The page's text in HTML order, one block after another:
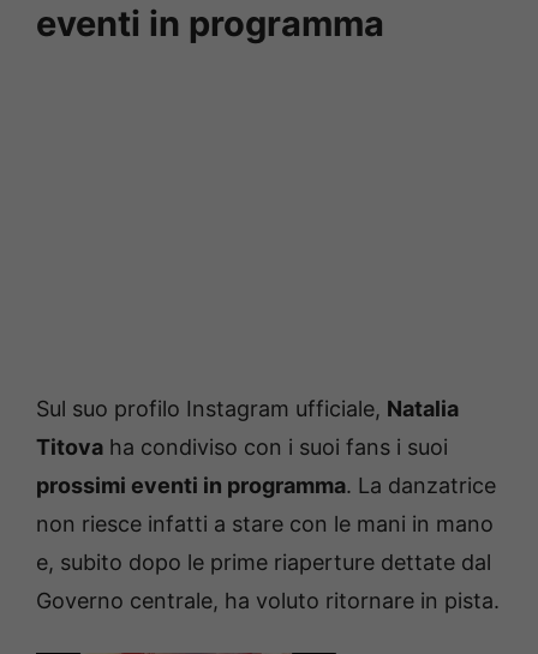
eventi in programma
Sul suo profilo Instagram ufficiale, Natalia
Titova ha condiviso con i suoi fans i suoi
prossimi eventi in programma. La danzatrice
non riesce infatti a stare con le mani in mano
e, subito dopo le prime riaperture dettate dal
Governo centrale, ha voluto ritornare in pista.